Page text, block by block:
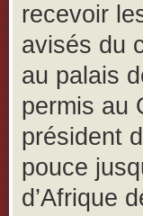
recevoir
avisés du
au palais
permis au
président
pouce
d’Afrique